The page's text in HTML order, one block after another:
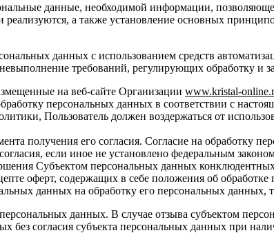
данные, необходимой информации,
а также установление основных
данных с использованием средств
требований, регулирующих обработку и
на веб-сайте Организации www.kristal-online.
персональных данных в соответствии с
Пользователь должен воздержаться от
получения его согласия. Согласие на обработку
если иное не установлено федеральным
Субъектом персональных данных
оферт, содержащих в себе положения об
данных на обработку его персональных данных,
данных. В случае отзыва субъектом
без согласия субъекта персональных данных при